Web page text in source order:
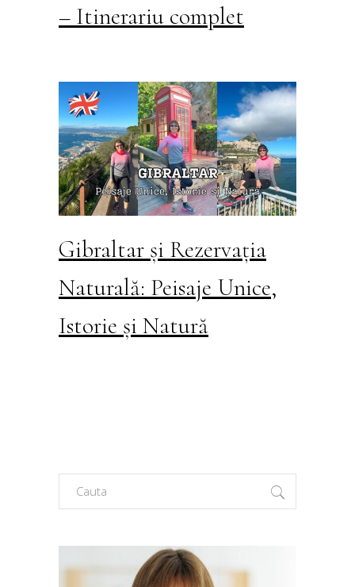
– Itinerariu complet
Gibraltar și Rezervația
Naturală: Peisaje Unice,
Istorie și Natură
Search
for: